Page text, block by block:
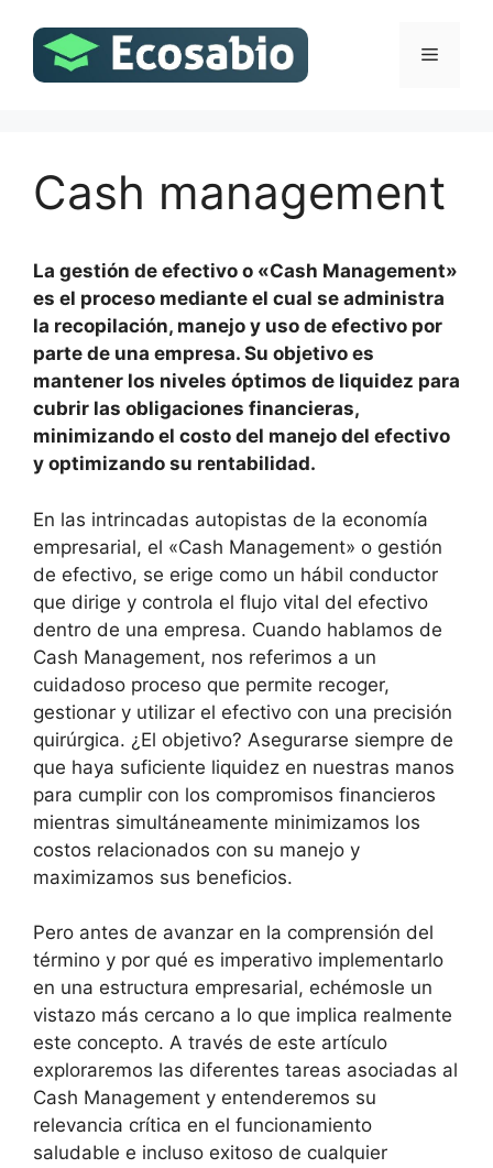
contenido
Menú
Cash management
La gestión de efectivo o «Cash Management»
es el proceso mediante el cual se administra
la recopilación, manejo y uso de efectivo por
parte de una empresa. Su objetivo es
mantener los niveles óptimos de liquidez para
cubrir las obligaciones financieras,
minimizando el costo del manejo del efectivo
y optimizando su rentabilidad.
En las intrincadas autopistas de la economía
empresarial, el «Cash Management» o gestión
de efectivo, se erige como un hábil conductor
que dirige y controla el flujo vital del efectivo
dentro de una empresa. Cuando hablamos de
Cash Management, nos referimos a un
cuidadoso proceso que permite recoger,
gestionar y utilizar el efectivo con una precisión
quirúrgica. ¿El objetivo? Asegurarse siempre de
que haya suficiente liquidez en nuestras manos
para cumplir con los compromisos financieros
mientras simultáneamente minimizamos los
costos relacionados con su manejo y
maximizamos sus beneficios.
Pero antes de avanzar en la comprensión del
término y por qué es imperativo implementarlo
en una estructura empresarial, echémosle un
vistazo más cercano a lo que implica realmente
este concepto. A través de este artículo
exploraremos las diferentes tareas asociadas al
Cash Management y entenderemos su
relevancia crítica en el funcionamiento
saludable e incluso exitoso de cualquier